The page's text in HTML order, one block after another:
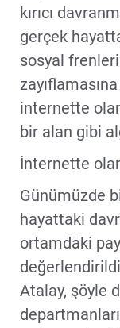
kırıcı
gerçek
sosyal
internette
bir alan gibi
İnternette
Günümüzde
hayattaki
ortamdaki
Atalay, şöyle